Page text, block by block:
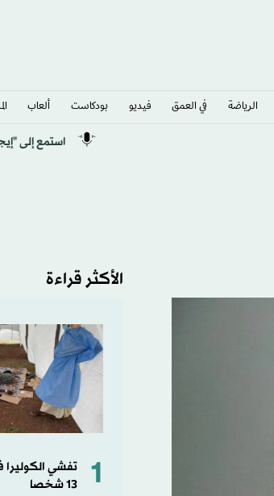
الرياضة في العمق فيديو بودكاست ألعاب
استمع إلى
الأكثر قراءة
1
تفشي
13 شخصا